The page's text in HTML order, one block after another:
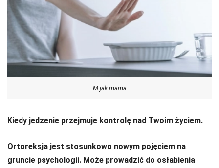
M jak mama
Kiedy jedzenie przejmuje kontrolę nad Twoim życiem.
Ortoreksja jest stosunkowo nowym pojęciem na
gruncie psychologii. Może prowadzić do osłabienia